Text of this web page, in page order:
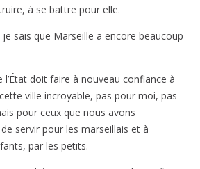
à se battre pour elle.
sais que Marseille a encore beaucoup
l’État doit faire à nouveau confiance à
ville incroyable, pas pour moi, pas
pour ceux que nous avons
servir pour les marseillais et à
par les petits.